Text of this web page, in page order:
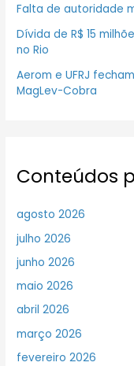
Falta de autoridade
Dívida de R$ 15
no Rio
Aerom e UFRJ
MagLev-Cobra
Conteúdos
agosto 2026
julho 2026
junho 2026
maio 2026
abril 2026
março 2026
fevereiro 2026